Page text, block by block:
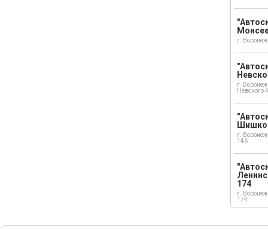
г.
г.
Невского
г.
146
174
г.
174